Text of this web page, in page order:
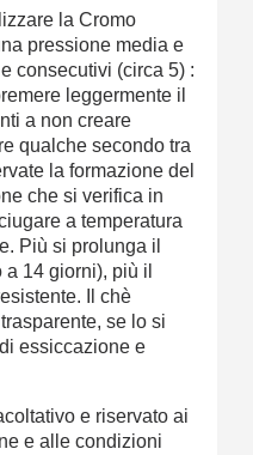
la Cromo
pressione media e
e consecutivi (circa 5) :
leggermente il
a non creare
qualche secondo tra
la formazione del
che si verifica in
a temperatura
Più si prolunga il
14 giorni), più il
Il chè
se lo si
essiccazione e
e riservato ai
e alle condizioni